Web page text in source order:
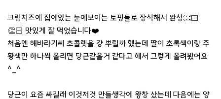
크림치즈에 집에있는 눈에보이는 토핑들로 장식해서 완성👏🏻
👏🏻 맛있게 잘 먹었습니다❤️
처음엔 해바라기씨 초콜렛을 걍 뿌릴까 했는데 딸이 초록색이랑 주
황색만 하나씩 올리면 당근같을거 같다고 해서 그렇게 올려봤어요
^_^
당근이 요즘 싸길래 이것저것 만들생각에 왕창 샀는데 다음에는 양